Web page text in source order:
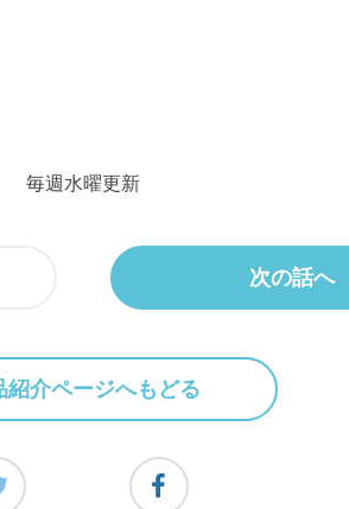
毎週水曜更新
次の話へ
紹介ページへもどる